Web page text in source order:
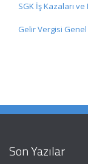
SGK İş Kazaları
Gelir Vergisi
Son Yazılar